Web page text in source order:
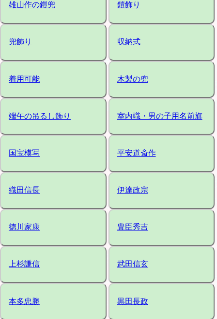
雄山作の鎧兜 鎧飾り
兜飾り 収納式
着用可能 木製の兜
端午の吊るし飾り 室内幟・男の子用名前旗
国宝模写 平安道斎作
織田信長 伊達政宗
徳川家康 豊臣秀吉
上杉謙信 武田信玄
本多忠勝 黒田長政